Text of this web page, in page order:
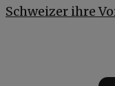
Schweizer ihre